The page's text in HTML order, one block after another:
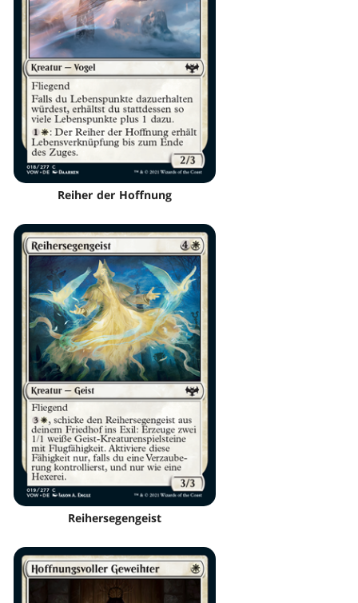
Reiher der Hoffnung
Reihersegengeist